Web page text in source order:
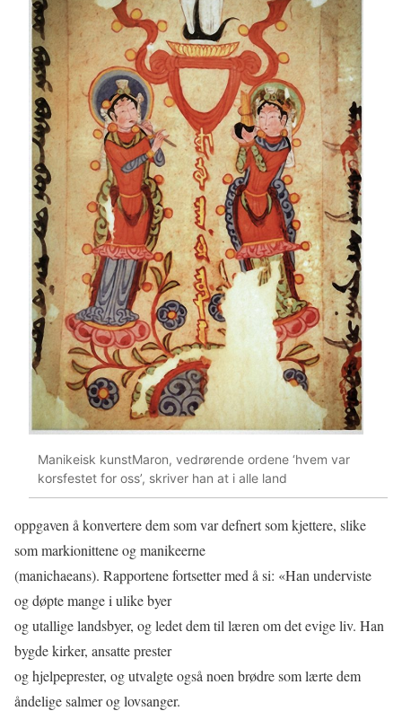
Manikeisk kunstMaron, vedrørende ordene ‘hvem var
korsfestet for oss’, skriver han at i alle land
oppgaven å konvertere dem som var defnert som kjettere, slike
som markionittene og manikeerne
(manichaeans). Rapportene fortsetter med å si: «Han underviste
og døpte mange i ulike byer
og utallige landsbyer, og ledet dem til læren om det evige liv. Han
bygde kirker, ansatte prester
og hjelpeprester, og utvalgte også noen brødre som lærte dem
åndelige salmer og lovsanger.